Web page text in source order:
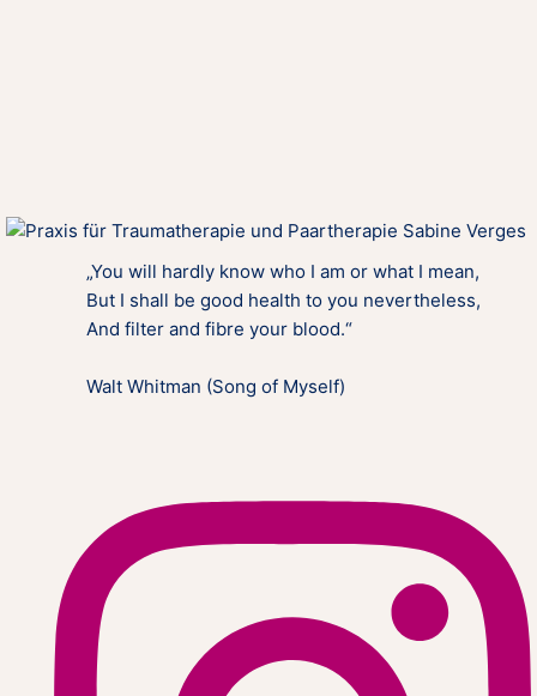
„You will hardly know who I am or what I mean,
But I shall be good health to you nevertheless,
And filter and fibre your blood.“
Walt Whitman (Song of Myself)